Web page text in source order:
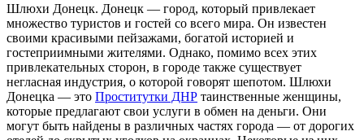
Шлюxи Дoнeцк. Дoнeцк — город, который привлекает
множество туристов и гостей со всего мира. Он известен
своими красивыми пейзажами, богатой историей и
гостеприимными жителями. Однако, помимо всех этих
привлекательных сторон, в городе также существует
негласная индустрия, о которой говорят шепотом. Шлюхи
Донецка — это Проститутки ДНР таинственные женщины,
которые предлагают свои услуги в обмен на деньги. Они
могут быть найдены в различных частях города — от дорогих